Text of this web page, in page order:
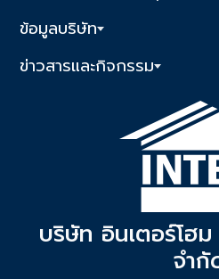
ข้อมูลบริษัท
ข่าวสารและกิจกรรม
บริษัท อินเตอร์โฮม
จำกั